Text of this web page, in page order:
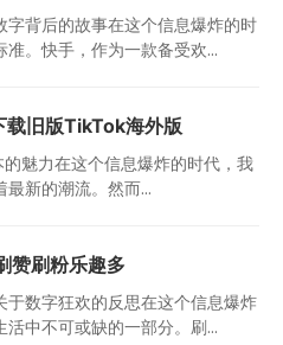
背后的故事在这个信息爆炸的时
。快手，作为一款备受欢...
旧版TikTok海外版
魅力在这个信息爆炸的时代，我
新的潮流。然而...
赞刷粉乐趣多
数字狂欢的反思在这个信息爆炸
中不可或缺的一部分。刷...